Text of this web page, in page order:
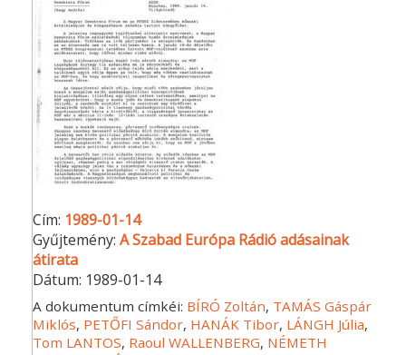
Cím: 1989-01-14
Gyűjtemény:A Szabad Európa Rádió adásainak
átirata
Dátum: 1989-01-14
A dokumentum címkéi: BÍRÓ Zoltán, TAMÁS Gáspár
Miklós, PETŐFI Sándor, HANÁK Tibor, LÁNGH Júlia,
Tom LANTOS, Raoul WALLENBERG, NÉMETH